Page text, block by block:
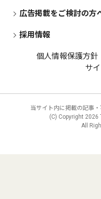
広告掲載をご検討の方
採用情報
個人情報保護方針
サ
当サイト内に掲載の記事
(C) Copyright 2026
All